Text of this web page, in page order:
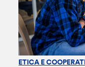
ETICA E